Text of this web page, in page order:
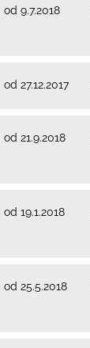
od 9.7.2018
od 27.12.2017
od 21.9.2018
od 19.1.2018
od 25.5.2018